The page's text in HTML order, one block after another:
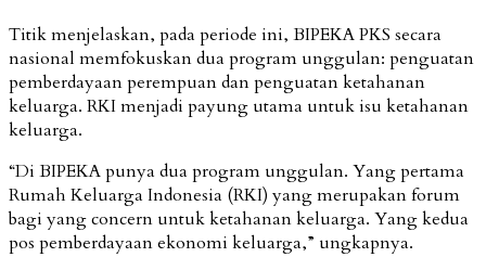
Titik menjelaskan, pada periode ini, BIPEKA PKS secara
nasional memfokuskan dua program unggulan: penguatan
pemberdayaan perempuan dan penguatan ketahanan
keluarga. RKI menjadi payung utama untuk isu ketahanan
keluarga.
“Di BIPEKA punya dua program unggulan. Yang pertama
Rumah Keluarga Indonesia (RKI) yang merupakan forum
bagi yang concern untuk ketahanan keluarga. Yang kedua
pos pemberdayaan ekonomi keluarga,” ungkapnya.